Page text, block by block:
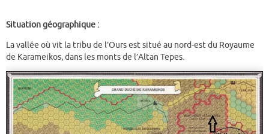
Situation géographique :
La vallée où vit la tribu de l’Ours est situé au nord-est du Royaume
de Karameikos, dans les monts de l’Altan Tepes.